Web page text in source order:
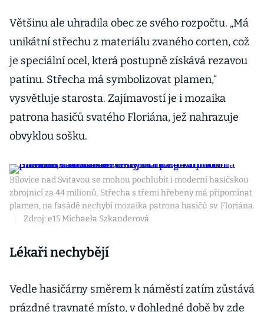
Většinu ale uhradila obec ze svého rozpočtu. „Má
unikátní střechu z materiálu zvaného corten, což
je speciální ocel, která postupně získává rezavou
patinu. Střecha má symbolizovat plamen,“
vysvětluje starosta. Zajímavostí je i mozaika
patrona hasičů svatého Floriána, jež nahrazuje
obvyklou sošku.
Bílovice nad Svitavou se mohou pochlubit i moderní hasičskou
zbrojnicí za 44 milionů. Střecha s třemi hřebeny má připomínat
plamen, na fasádě nechybí mozaika patrona hasičů sv. Floriána.
Zdroj: e15 Michaela Szkanderová
Lékaři nechybějí
Vedle hasičárny směrem k náměstí zatím zůstává
prázdné travnaté místo, v dohledné době by zde